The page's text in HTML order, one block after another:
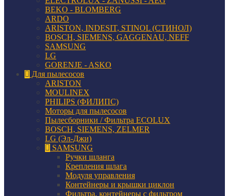
BEKO - BLOMBERG
ARDO
ARISTON, INDESIT, STINOL (СТИНОЛ)
BOSCH, SIEMENS, GAGGENAU, NEFF
SAMSUNG
LG
GORENJE - ASKO
Для пылесосов
ARISTON
MOULINEX
PHILIPS (ФИЛИПС)
Моторы для пылесосов
Пылесборники / Фильтра ECOLUX
BOSCH, SIEMENS, ZELMER
LG (Эл-Джи)
SAMSUNG
Ручки шланга
Крепления шлага
Модуля управления
Контейнеры и крышки циклон
Фильтра, контейнеры с фильтром